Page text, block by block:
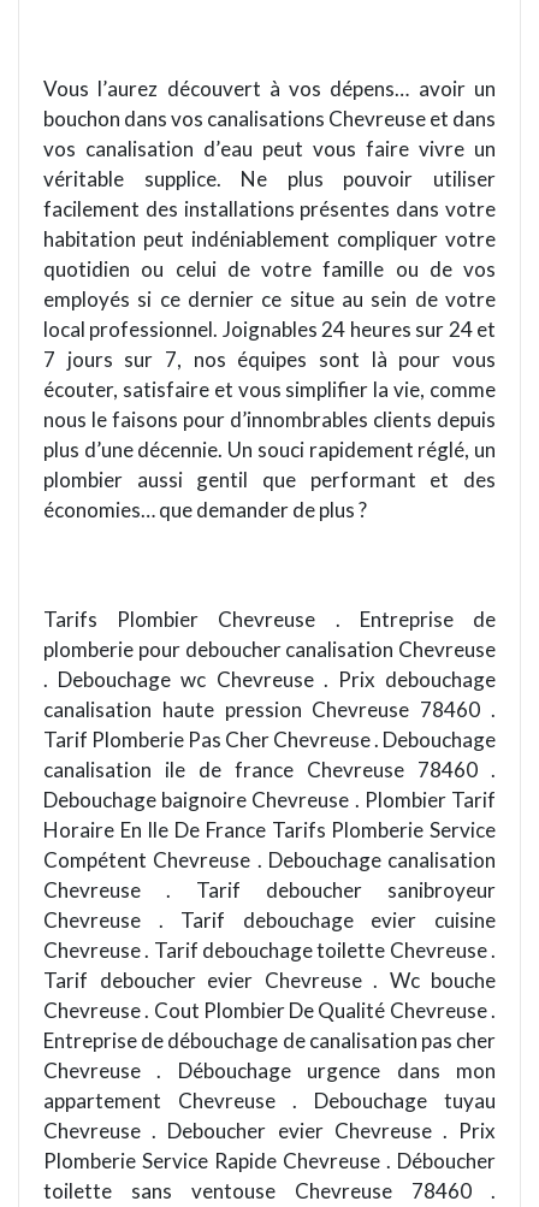
Vous l’aurez découvert àvos dépens… avoir un
bouchon dans vos canalisations Chevreuseet dans
vos canalisation d’eau peut vous faire vivre un
véritable supplice. Ne plus pouvoir utiliser
facilement des installations présentes dans votre
habitation peut indéniablement compliquer votre
quotidien ou celui de votre famille ou de vos
employés si ce dernier ce situe au sein de votre
local professionnel. Joignables 24 heures sur 24 et
7 jours sur 7, nos équipes sont là pour vous
écouter, satisfaire et vous simplifier la vie, comme
nous le faisons pour d’innombrables clients depuis
plus d’une décennie. Un souci rapidement réglé, un
plombier aussi gentil que performant et des
économies…quedemander de plus ?
Tarifs Plombier Chevreuse . Entreprise de
plomberie pour deboucher canalisation Chevreuse
. Debouchage wc Chevreuse . Prix debouchage
canalisation haute pression Chevreuse 78460 .
Tarif Plomberie Pas Cher Chevreuse . Debouchage
canalisation ile de france Chevreuse 78460 .
Debouchage baignoire Chevreuse . Plombier Tarif
Horaire En Ile De France Tarifs Plomberie Service
Compétent Chevreuse . Debouchage canalisation
Chevreuse . Tarif deboucher sanibroyeur
Chevreuse . Tarif debouchage evier cuisine
Chevreuse . Tarif debouchage toilette Chevreuse .
Tarif deboucher evier Chevreuse . Wc bouche
Chevreuse . Cout Plombier De Qualité Chevreuse .
Entreprise de débouchage de canalisation pas cher
Chevreuse . Débouchage urgence dans mon
appartement Chevreuse . Debouchage tuyau
Chevreuse . Deboucher evier Chevreuse . Prix
Plomberie Service Rapide Chevreuse . Déboucher
toilette sans ventouse Chevreuse 78460 .